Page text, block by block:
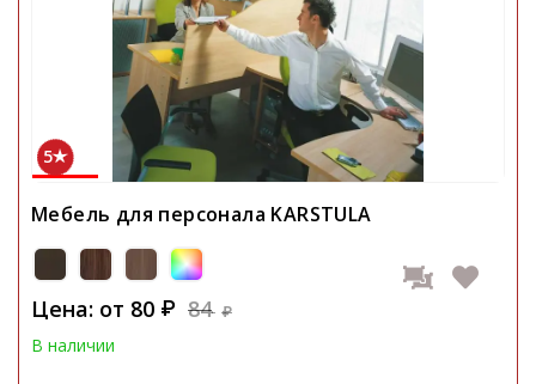
5
Мебель для персонала KARSTULA
Цена: от 80 ₽ 84 ₽
В наличии